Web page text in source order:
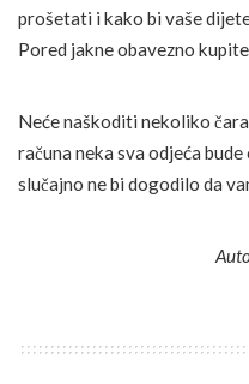
prošetati i kako bi vaše
Pored jakne obavezno
Neće naškoditi nekoliko
računa neka sva odjeća
slučajno ne bi dogodilo da